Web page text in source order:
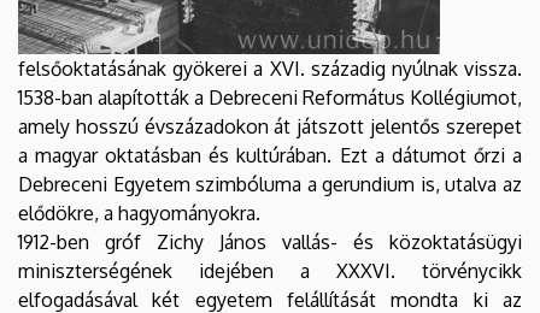
felsőoktatásának gyökerei a XVI. századig nyúlnak vissza.
1538-ban alapították a Debreceni Református Kollégiumot,
amely hosszú évszázadokon át játszott jelentős szerepet
a magyar oktatásban és kultúrában. Ezt a dátumot őrzi a
Debreceni Egyetem szimbóluma a gerundium is, utalva az
elődökre, a hagyományokra.
1912-ben gróf Zichy János vallás- és közoktatásügyi
miniszterségének idejében a XXXVI. törvénycikk
elfogadásával két egyetem felállítását mondta ki az